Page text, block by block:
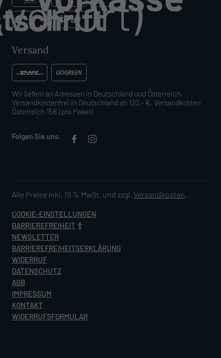
Versand
Wir liefern an Adressen in Deutschland und Österreich.
Versandkostenfrei in Deutschland ab 120,- €. Versandkosten
Österreich 15€ (pro Paket)
Folgen Sie uns:
Alle Preise inkl. 19 % MwSt. und zzgl. Versandkosten.
COOKIE-EINSTELLUNGEN
BARRIEREFREIHEIT
NEWSLETTER
BARRIEREFREIHEITSERKLÄRUNG
WIDERRUF
DATENSCHUTZ
AGB
IMPRESSUM
KONTAKT
WIDERRUFSFORMULAR